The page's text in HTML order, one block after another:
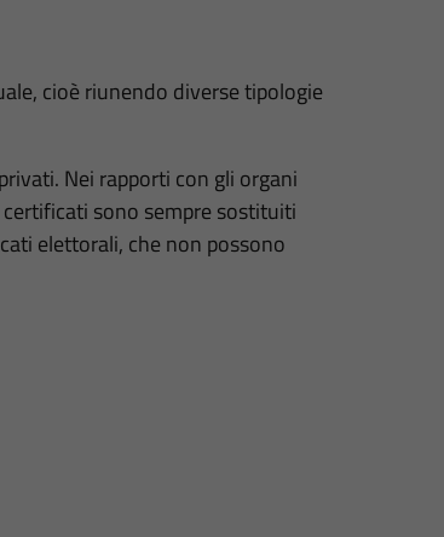
cioè riunendo diverse tipologie
Nei rapporti con gli organi
sono sempre sostituiti
elettorali, che non possono